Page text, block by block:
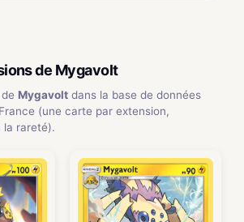
de Mygavolt
Mygavolt dans la base de données
(une carte par extension,
la rareté).